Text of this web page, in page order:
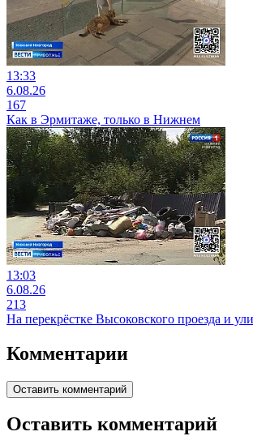
13:33
6.08.26
167
Как в Эрмитаже, только в Нижнем
13:03
6.08.26
213
На перекрёстке Высоковского проезда и
Комментарии
Оставить комментарий
Оставить комментарий